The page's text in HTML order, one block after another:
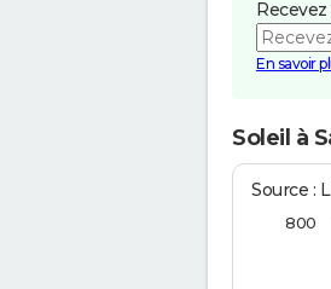
En savoir
Soleil à
Source :
800